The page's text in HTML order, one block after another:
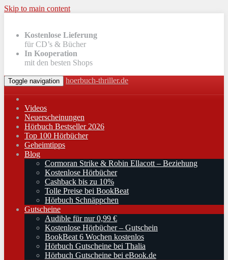
Skip to main content
Kostenlose Lieferung
für CD’s & Bücher
In Kooperation
mit den besten Shops
Toggle navigation hoerbuch-thriller.de
Videos
Neuerscheinungen
Hörbuch Bestseller 2026
Top 100 Hörbücher
Geheimtipps
Blog
Cormoran Strike & Robin Ellacott – Beziehung
Kostenlose Hörbücher
Cashback bis zu 10%
Tolle Preise bei BookBeat
Hörbuch Schnäppchen
Gutscheine
Audible für nur 0,99 €
Kostenlose Hörbücher – Gutschein
BookBeat 6 Wochen kostenlos
Hörbuch Gutscheine bei Thalia
Hörbuch Gutscheine bei eBook.de